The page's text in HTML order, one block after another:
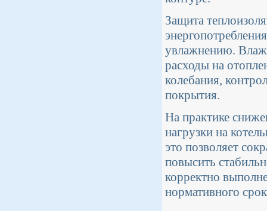
Защита
увлажнению.
расходы на
колебания,
покрытия.
На практике
нагрузки на
это позволяет
повысить
корректно
нормативного